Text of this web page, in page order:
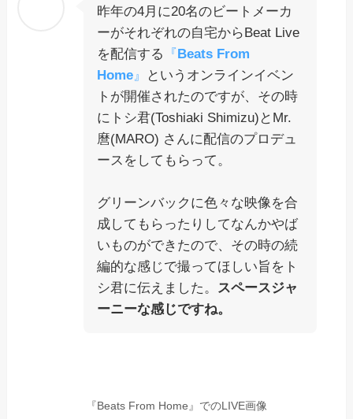
昨年の4月に20名のビートメーカ
ーがそれぞれの自宅からBeat Live
を配信する
『Beats From
Home 』
というオンラインイベン
トが開催されたのですが、その時
にトシ君(Toshiaki Shimizu)とMr.
麿(MARO) さんに配信のプロデュ
ースをしてもらって。
グリーンバックに色々な映像を合
成してもらったりしてなんかやば
いものができたので、その時の続
編的な感じで撮ってほしい旨をト
シ君に伝えました。 スペースジャ
ーニーな感じですね。
『Beats From Home』でのLIVE画像